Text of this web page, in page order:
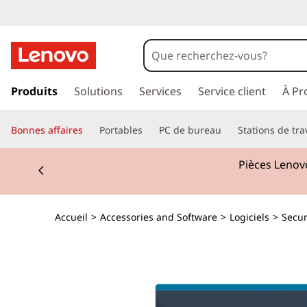
a
e
r
c
Produits Solutions Services Service client À
Bonnes affaires Portables PC de bureau Stations de
Pièces
Accueil > Accessories and Software > Logiciels >